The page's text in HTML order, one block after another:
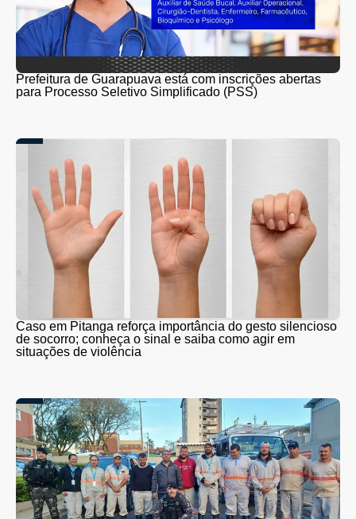
Prefeitura de Guarapuava está com inscrições abertas
para Processo Seletivo Simplificado (PSS)
Caso em Pitanga reforça importância do gesto silencioso
de socorro; conheça o sinal e saiba como agir em
situações de violência